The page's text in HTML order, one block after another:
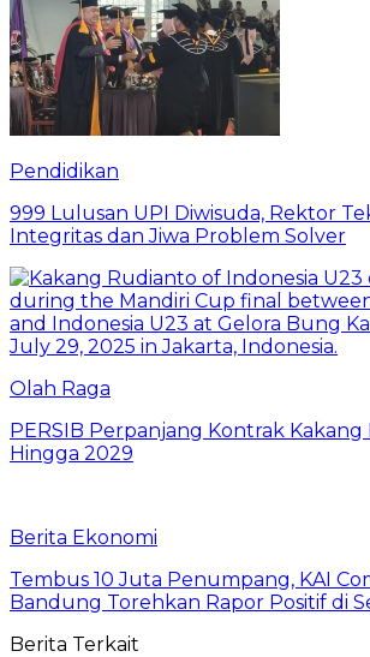
Pendidikan
999 Lulusan UPI Diwisuda, Rektor
Integritas dan Jiwa Problem Solver
Olah Raga
PERSIB Perpanjang Kontrak
Hingga 2029
Berita Ekonomi
Tembus 10 Juta Penumpang, KAI
Bandung Torehkan Rapor Positif di
Berita Terkait